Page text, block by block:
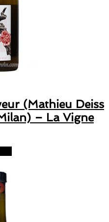
(Mathieu Deiss
– La Vigne